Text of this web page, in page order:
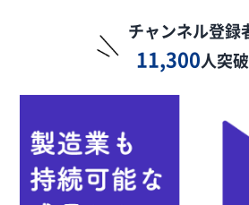
チャンネル登録
11,300人突破